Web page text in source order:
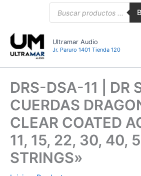
Ultramar Audio
Jr. Paruro 1401 Tienda 120
DRS-DSA-11 | DR
CUERDAS
CLEAR COATED
11, 15, 22, 30, 40,
STRINGS»